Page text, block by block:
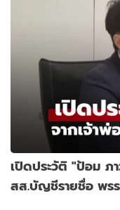
เปิดประวัติ "ป้อม ภ
สส.บัญชีรายชื่อ พร